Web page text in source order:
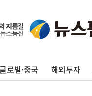
글로벌·중국 해외투자
구광모, 내주 실리
뉴욕증시 개장 전